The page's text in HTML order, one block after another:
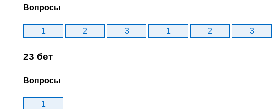
Вопросы
1 2 3 1 2 3
23 бет
Вопросы
1